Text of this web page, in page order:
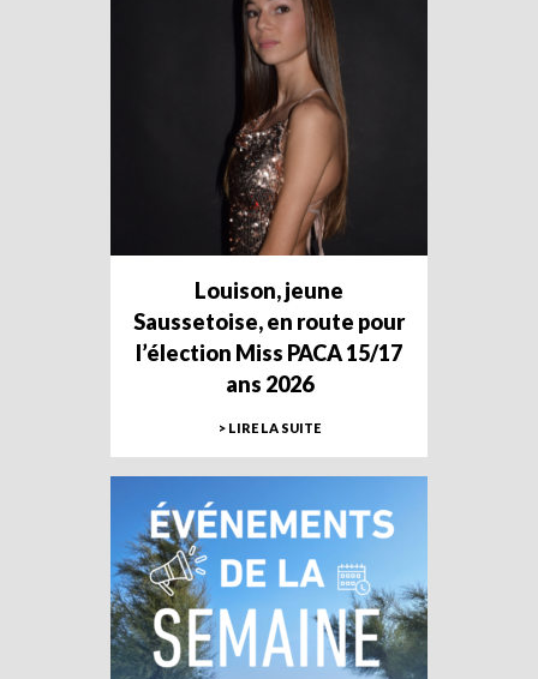
Louison, jeune
Saussetoise, en route pour
l’élection Miss PACA 15/17
ans 2026
> LIRE LA SUITE